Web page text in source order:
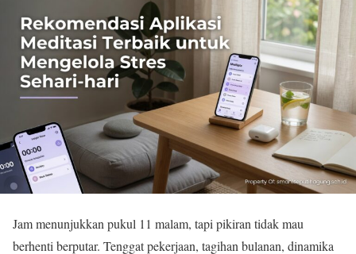
Jam menunjukkan pukul 11 malam, tapi pikiran tidak mau
berhenti berputar. Tenggat pekerjaan, tagihan bulanan, dinamika